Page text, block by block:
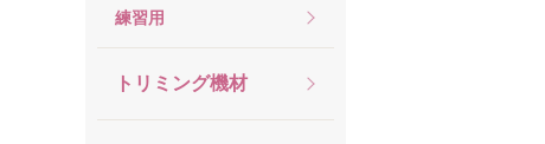
練習用
トリミング機材